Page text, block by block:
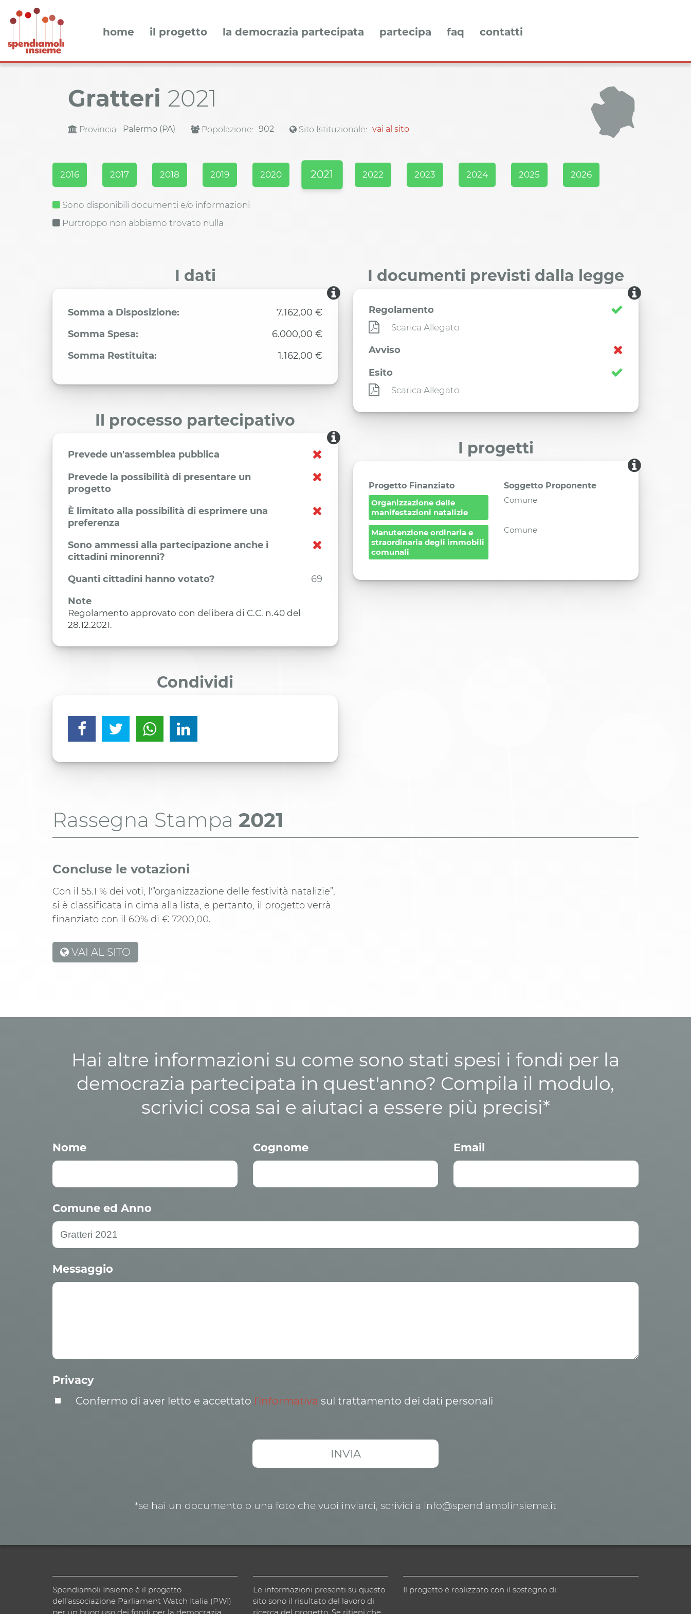
home il progetto la democrazia partecipata partecipa faq contatti
Gratteri 2021
Provincia: Palermo (PA) Popolazione: 902 Sito Istituzionale: vai al sito
2016 2017 2018 2019 2020 2021 2022 2023 2024 2025 2026
Sono disponibili documenti e/o informazioni
Purtroppo non abbiamo trovato nulla
I dati
Somma a Disposizione:
7.162,00 €
Somma Spesa:
6.000,00 €
Somma Restituita:
1.162,00 €
I documenti previsti dalla legge
Regolamento
Scarica Allegato
Avviso
Esito
Scarica Allegato
Il processo partecipativo
Prevede un'assemblea pubblica
Prevede la possibilità di presentare un
progetto
È limitato alla possibilità di esprimere una
preferenza
Sono ammessi alla partecipazione anche i
cittadini minorenni?
Quanti cittadini hanno votato?
69
Note
Regolamento approvato con delibera di C.C. n.40 del
28.12.2021.
I progetti
Progetto Finanziato
Soggetto Proponente
Organizzazione delle
manifestazioni natalizie
Comune
Manutenzione ordinaria e
straordinaria degli immobili
comunali
Comune
Condividi
Rassegna Stampa 2021
Concluse le votazioni
Con il 55.1 % dei voti, l'”organizzazione delle festività natalizie”,
si è classificata in cima alla lista, e pertanto, il progetto verrà
finanziato con il 60% di € 7200,00.
VAI AL SITO
Hai altre informazioni su come sono stati spesi i fondi per la
democrazia partecipata in quest'anno? Compila il modulo,
scrivici cosa sai e aiutaci a essere più precisi*
Nome Cognome Email
Comune ed Anno
Messaggio
Privacy
Confermo di aver letto e accettato l’informativa sul trattamento dei dati personali
*se hai un documento o una foto che vuoi inviarci, scrivici a info@spendiamolinsieme.it
Spendiamoli Insieme è il progetto
dell’associazione Parliament Watch Italia (PWI)
Le informazioni presenti su questo
sito sono il risultato del lavoro di
Il progetto è realizzato con il sostegno di: